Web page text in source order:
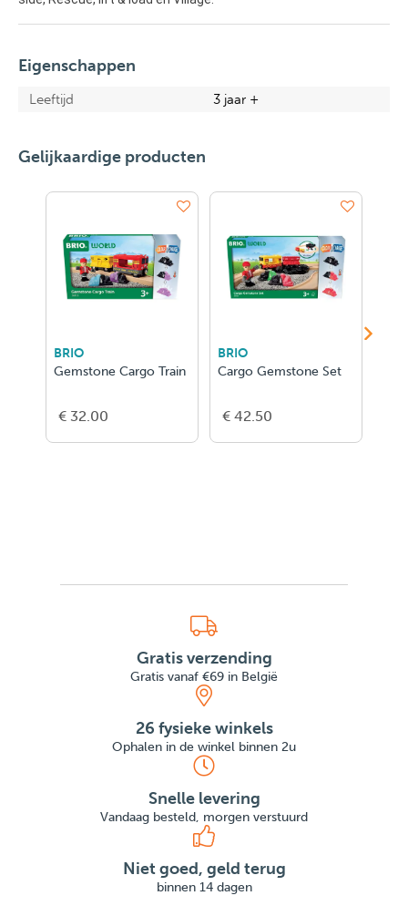
Eigenschappen
Leeftijd 3 jaar +
Gelijkaardige producten
BRIO
Gemstone Cargo Train
€ 32.00
BRIO
Cargo Gemstone Set
€ 42.50
Gratis verzending
Gratis vanaf €69 in België
26 fysieke winkels
Ophalen in de winkel binnen 2u
Snelle levering
Vandaag besteld, morgen verstuurd
Niet goed, geld terug
binnen 14 dagen